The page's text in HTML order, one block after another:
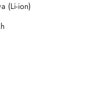
(Li-ion)